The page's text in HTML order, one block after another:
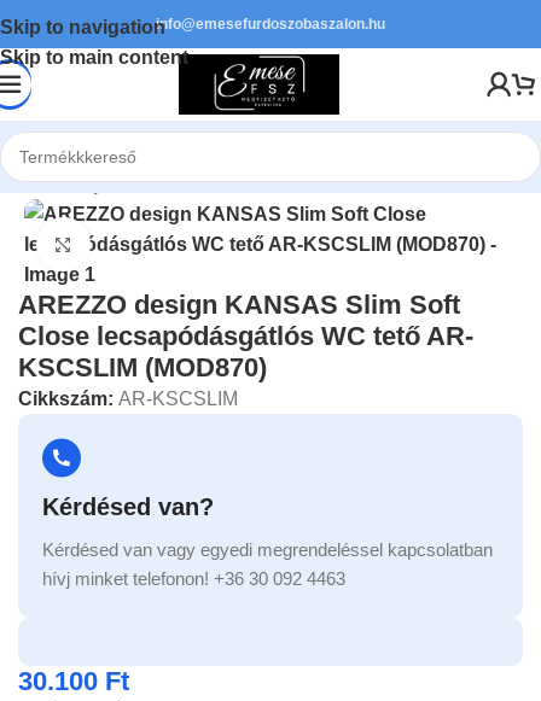
Skip to navigation
Skip to main content
info@emesefurdoszobaszalon.hu
Kezdőlap/Szaniter/WC tetők
Kattints a nagyításhoz
AREZZO design KANSAS Slim Soft
Close lecsapódásgátlós WC tető AR-
KSCSLIM (MOD870)
Cikkszám: AR-KSCSLIM
Kérdésed van?
Kérdésed van vagy egyedi megrendeléssel kapcsolatban
hívj minket telefonon! +36 30 092 4463
30.100 Ft